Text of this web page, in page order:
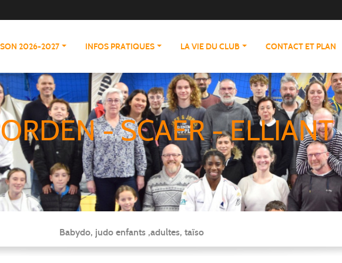
2026-2027 INFOS PRATIQUES LA VIE DU CLUB CONTACT ET PLAN
- SCAER - ELLIANT
Babydo, judo enfants ,adultes, taïso